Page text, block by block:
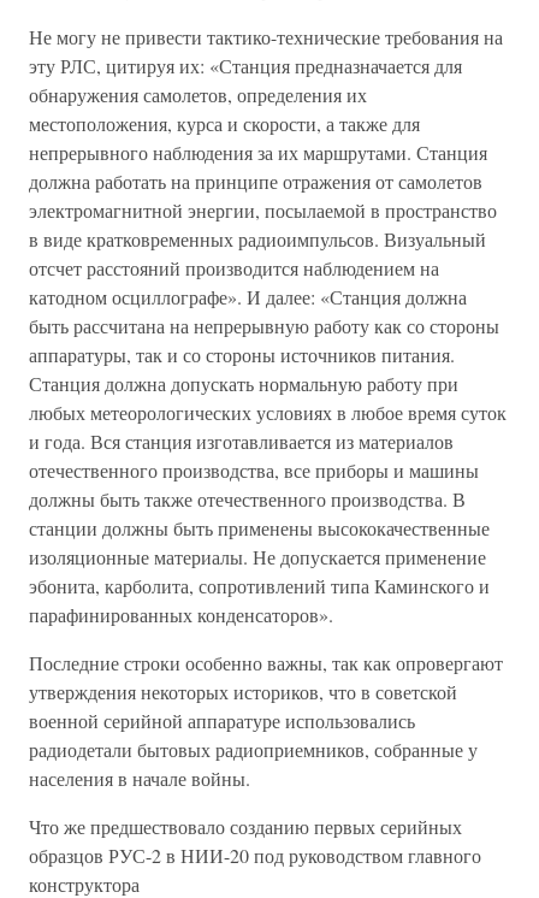
Не могу не привести тактико-технические требования на
эту РЛС, цитируя их: «Станция предназначается для
обнаружения самолетов, определения их
местоположения, курса и скорости, а также для
непрерывного наблюдения за их маршрутами. Станция
должна работать на принципе отражения от самолетов
электромагнитной энергии, посылаемой в пространство
в виде кратковременных радиоимпульсов. Визуальный
отсчет расстояний производится наблюдением на
катодном осциллографе». И далее: «Станция должна
быть рассчитана на непрерывную работу как со стороны
аппаратуры, так и со стороны источников питания.
Станция должна допускать нормальную работу при
любых метеорологических условиях в любое время суток
и года. Вся станция изготавливается из материалов
отечественного производства, все приборы и машины
должны быть также отечественного производства. В
станции должны быть применены высококачественные
изоляционные материалы. Не допускается применение
эбонита, карболита, сопротивлений типа Каминского и
парафинированных конденсаторов».
Последние строки особенно важны, так как опровергают
утверждения некоторых историков, что в советской
военной серийной аппаратуре использовались
радиодетали бытовых радиоприемников, собранные у
населения в начале войны.
Что же предшествовало созданию первых серийных
образцов РУС-2 в НИИ-20 под руководством главного
конструктора